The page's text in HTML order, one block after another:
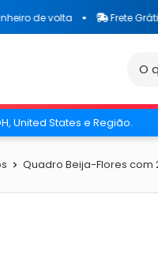
volta Frete Grátis para
United States e Região.
Quadro Beija-Flores com